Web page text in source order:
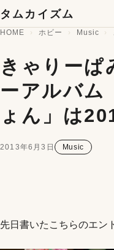
コンテンツへスキップ
タムカイズム
HOME ホビー Music
きゃりーぱ
ーアルバム
ょん」は
2013年6月3日 Music
先日書いたこちらのエン